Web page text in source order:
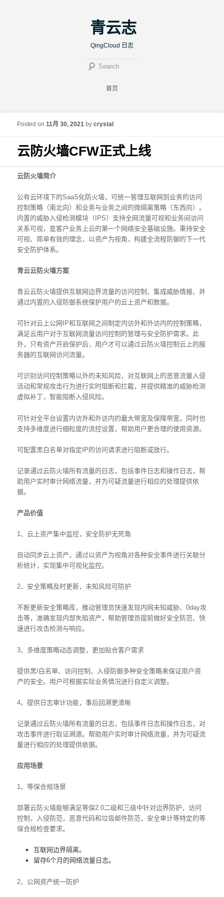
青云志
QingCloud 日志
Skip to primary content
Skip to secondary content
首页
云防火墙CFW正式上线
Posted on11月 30, 2021 bycrystal
云防火墙简介
公有云环境下的SaaS化防火墙，可统一管理互联网到业务的访问
控制策略（南北向）和业务与业务之间的微隔离策略（东西向）。
内置的威胁入侵检测模块（IPS）支持全网流量可视和业务间访问
关系可视，是客户业务上云的第一个网络安全基础设施。秉持安全
可视、简单有效的理念，以资产为视角，构建全流程防御的下一代
安全防护体系。
青云云防火墙方案
青云云防火墙提供互联网边界流量的访问控制、集成威胁情报、并
通过内置的入侵防御系统保护用户的云上资产和数据。
可针对云上公网IP和互联网之间制定内访外和外访内的控制策略，
满足云用户对于互联网流量访问控制的管理与安全防护需求。此
外，只有资产开启保护后，用户才可以通过云防火墙控制云上的服
务器的互联网访问流量。
可识别访问控制策略以外的未知风险，对互联网上的恶意流量入侵
活动和常规攻击行为进行实时阻断和拦截，并提供精准的威胁检测
虚拟补丁，智能阻断入侵风险。
可针对全平台设置内访外和外访内的最大带宽及保障带宽，同时也
支持多维度进行细粒度的流控设置，帮助用户更合理的使用资源。
可配置黑白名单对指定IP的访问请求进行阻断或放行。
记录通过云防火墙所有流量的日志，包括事件日志和操作日志，帮
助用户实时审计网络流量，并为可疑流量进行相应的处理提供依
据。
产品价值
1、云上资产集中监控，安全防护无死角
自动同步云上资产，通过以资产为视角对各种安全事件进行关联分
析统计，实现集中可视化监控。
2、安全策略及时更新，未知风险可防护
不断更新安全策略库，推动管理员快速发现内网未知威胁、0day攻
击等，准确发现内部失陷资产，帮助管理员提前做好安全防范、快
速进行攻击检测与响应。
3、多维度策略动态调整，更加贴合客户需求
提供黑/白名单、访问控制、入侵防御多种安全策略来保证用户资
产的安全。用户可根据实际业务情况进行自定义调整。
4、提供日志审计功能，事后回溯更清晰
记录通过云防火墙所有流量的日志，包括事件日志和操作日志，对
攻击事件进行取证溯源。帮助用户实时审计网络流量，并为可疑流
量进行相应的处理提供依据。
应用场景
1、等保合规场景
部署云防火墙能够满足等保2.0二级和三级中针对边界防护，访问
控制，入侵防范，恶意代码和垃圾邮件防范，安全审计等特定的等
保合规检查要求。
互联网边界隔离。
留存6个月的网络流量日志。
2、公网资产统一防护